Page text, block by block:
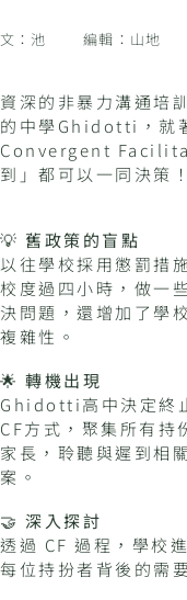
文：池 編輯：山地
資深的非暴力溝通培
的中學Ghidotti，就
Convergent
到」都可以一同決策！
💡 舊政策的盲點
以往學校採用懲罰措
校度過四小時，做一
決問題，還增加了學
複雜性。
🌟 轉機出現
Ghidotti高中決定終
CF方式，聚集所有
家長，聆聽與遲到相
案。
🤝 深入探討
透過 CF 過程，學校
每位持扮者背後的需要